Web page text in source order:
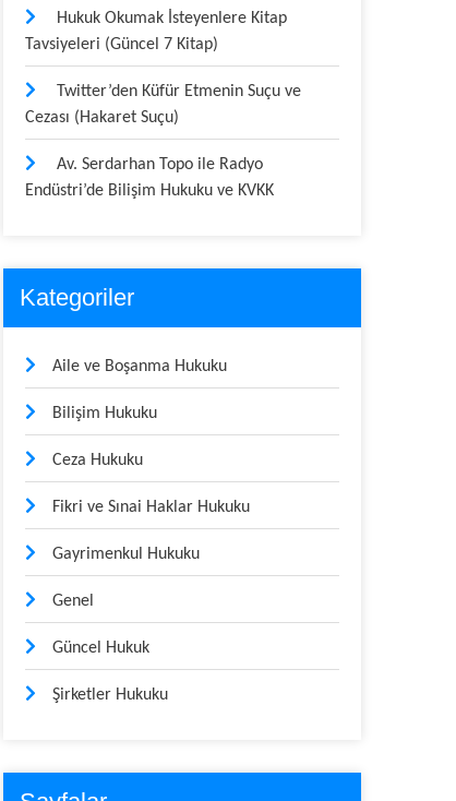
Hukuk Okumak İsteyenlere Kitap
Tavsiyeleri (Güncel 7 Kitap)
Twitter’den Küfür Etmenin Suçu ve
Cezası (Hakaret Suçu)
Av. Serdarhan Topo ile Radyo
Endüstri’de Bilişim Hukuku ve KVKK
Kategoriler
Aile ve Boşanma Hukuku
Bilişim Hukuku
Ceza Hukuku
Fikri ve Sınai Haklar Hukuku
Gayrimenkul Hukuku
Genel
Güncel Hukuk
Şirketler Hukuku